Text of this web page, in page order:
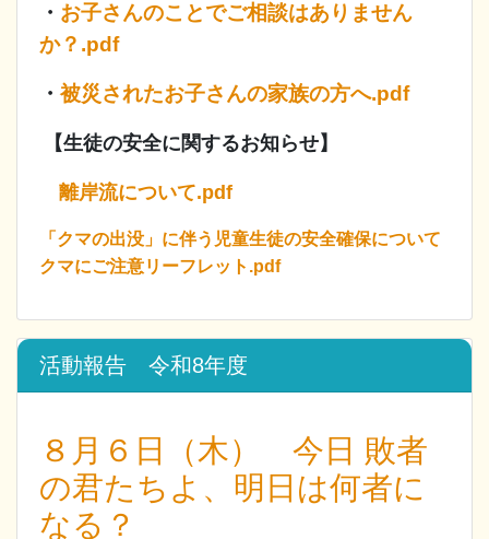
・ お子さんのことでご相談はありません
か？.pdf
・被災されたお子さんの家族の方へ.pdf
【生徒の安全に関するお知らせ】
離岸流について.pdf
「クマの出没」に伴う児童生徒の安全確保について
クマにご注意リーフレット.pdf
活動報告 令和8年度
８月６日（木） 今日 敗者
の君たちよ、明日は何者に
なる？